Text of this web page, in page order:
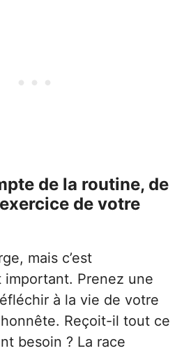
de la routine, de
de votre
mais c’est
important. Prenez une
à la vie de votre
Reçoit-il tout ce
besoin ? La race